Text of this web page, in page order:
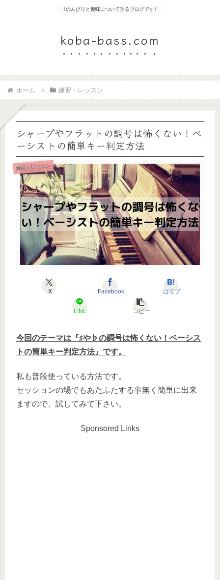
《のんびりと趣味について語るブログです》
koba-bass.com
ホーム 練習・レッスン
シャープやフラットの調号は怖くない！ベ
ーシストの簡単キー判定方法
練習・レッスン
X Facebook はてブ
LINE コピー
今回のテーマは『♯や♭の調号は怖くない！ベーシス
トの簡単キー判定方法』です。
私も普段使っている方法です。
セッションの場でもあたふたする事無く簡単に出来
ますので、試してみて下さい。
Sponsored Links